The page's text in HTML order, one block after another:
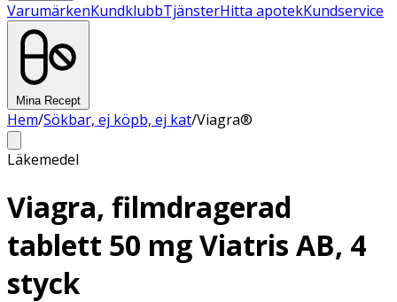
VarumärkenKundklubbTjänsterHitta apotekKundservice
Mina Recept
Hem/Sökbar, ej köpb, ej kat/Viagra®
Läkemedel
Viagra, filmdragerad
tablett 50 mg Viatris AB, 4
styck